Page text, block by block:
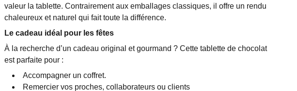
valeur la tablette. Contrairement aux emballages classiques, il offre un rendu
chaleureux et naturel qui fait toute la différence.
Le cadeau idéal pour les fêtes
À la recherche d’un cadeau original et gourmand ? Cette tablette de chocolat
est parfaite pour :
Accompagner un coffret.
Remercier vos proches, collaborateurs ou clients